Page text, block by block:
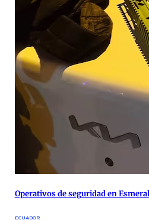
Operativos de seguridad en
ECUADOR